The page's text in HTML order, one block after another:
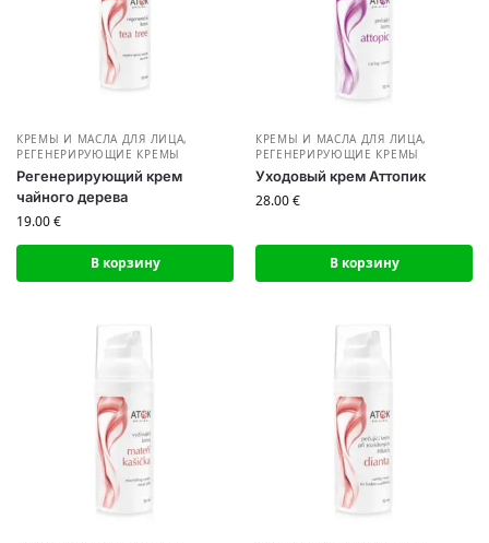
КРЕМЫ И МАСЛА ДЛЯ ЛИЦА,
РЕГЕНЕРИРУЮЩИЕ КРЕМЫ
Регенерирующий крем
чайного дерева
19.00€
В корзину
КРЕМЫ И МАСЛА ДЛЯ ЛИЦА,
РЕГЕНЕРИРУЮЩИЕ КРЕМЫ
Уходовый крем Аттопик
28.00€
В корзину